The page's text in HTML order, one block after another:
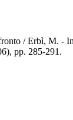
/ Erbì, M. -
pp. 285-291.